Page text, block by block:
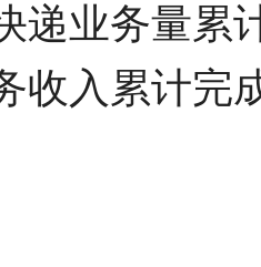
递业务量累
收入累计完